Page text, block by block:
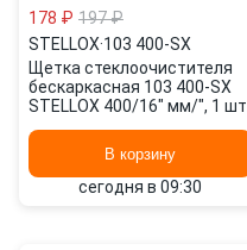
178 ₽ 197 ₽
STELLOX·103 400-SX
Щетка стеклоочистителя
бескаркасная 103 400-SX
STELLOX 400/16" мм/", 1 шт.
В корзину
сегодня в 09:30